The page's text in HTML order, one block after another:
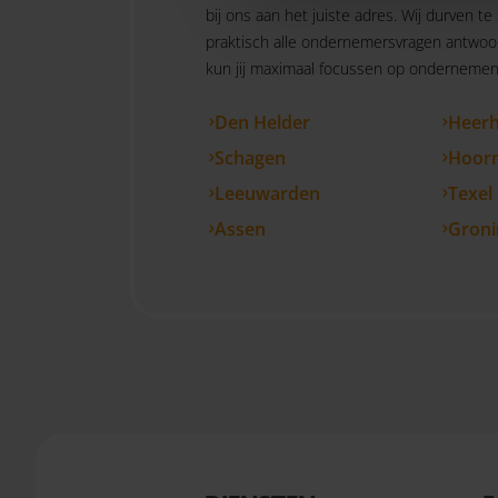
bij ons aan het juiste adres. Wij durven
praktisch alle ondernemersvragen
kun jij maximaal focussen op
Den Helder
Schagen
Leeuwarden
Texel
Assen